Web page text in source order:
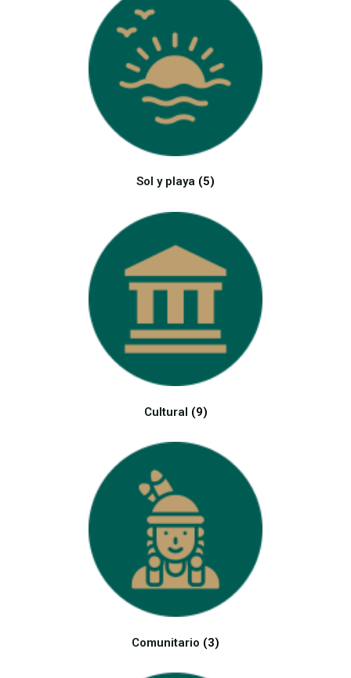
Que nos brinda lanaturaleza y lacultura
nuestros destinosinfaltables.
Vive la experiencia
Sol y playa (5)
Cultural (9)
Comunitario (3)